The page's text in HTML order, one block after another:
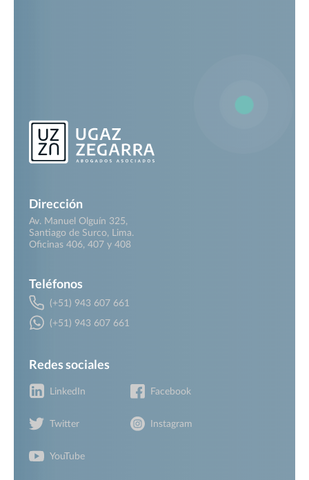
Dirección
Av. Manuel Olguín 325,
Santiago de Surco, Lima.
Oficinas 406, 407 y 408
Teléfonos
(+51) 943 607 661
(+51) 943 607 661
Redes sociales
LinkedIn
Twitter
YouTube
Facebook
Instagram